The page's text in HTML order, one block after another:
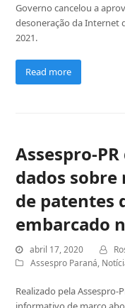
Governo cancelou a
desoneração da Internet
2021.
Read more
Assespro-
dados
de patentes
embarcado
abril 17, 2020
Assespro Paraná,
Realizado pela Assespro-